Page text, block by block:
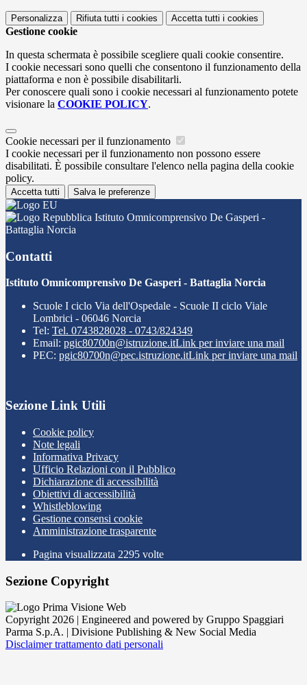
Personalizza Rifiuta tutti i cookies Accetta tutti i cookies
Gestione cookie
In questa schermata è possibile scegliere quali cookie consentire.
I cookie necessari sono quelli che consentono il funzionamento della
piattaforma e non è possibile disabilitarli.
Per conoscere quali sono i cookie necessari al funzionamento potete
visionare la COOKIE POLICY.
Cookie necessari per il funzionamento
I cookie necessari per il funzionamento non possono essere
disabilitati. È possibile consultare l'elenco nella pagina della cookie
policy.
Accetta tutti Salva le preferenze
Istituto Omnicomprensivo De Gasperi -
Battaglia Norcia
Contatti
Istituto Omnicomprensivo De Gasperi - Battaglia Norcia
Scuole I ciclo Via dell'Ospedale - Scuole II ciclo Viale
Lombrici - 06046 Norcia
Tel: Tel. 0743828028 - 0743/824349
Email: pgic80700n@istruzione.itLink per inviare una mail
PEC: pgic80700n@pec.istruzione.itLink per inviare una mail
Sezione Link Utili
Cookie policy
Note legali
Informativa Privacy
Ufficio Relazioni con il Pubblico
Dichiarazione di accessibilità
Obiettivi di accessibilità
Whistleblowing
Gestione consensi cookie
Amministrazione trasparente
Pagina visualizzata 2295 volte
Sezione Copyright
Copyright 2026 | Engineered and powered by Gruppo Spaggiari
Parma S.p.A. | Divisione Publishing & New Social Media
Disclaimer trattamento dati personali